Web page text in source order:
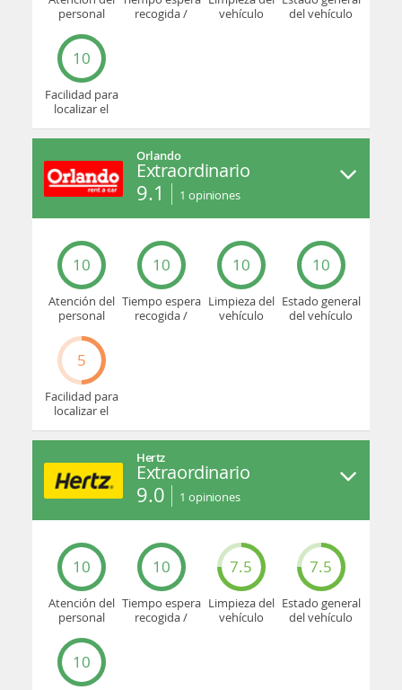
personal
recogida /
vehículo
del vehículo
10
Facilidad para
localizar el
oficina
Orlando
Extraordinario
9.1 1 opiniones
10
Atención del
personal
10
Tiempo espera
recogida /
10
Limpieza del
vehículo
10
Estado general
del vehículo
5
Facilidad para
localizar el
oficina
Hertz
Extraordinario
9.0 1 opiniones
10
Atención del
personal
10
Tiempo espera
recogida /
7.5
Limpieza del
vehículo
7.5
Estado general
del vehículo
10